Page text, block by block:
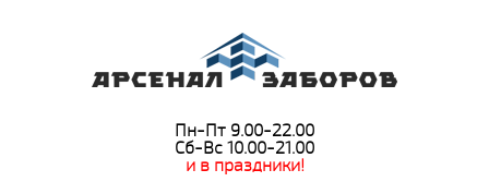
Пн-Пт 9.00-22.00
Сб-Вс 10.00-21.00
и в праздники!